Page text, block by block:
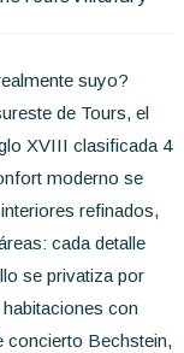
suyo?
de Tours, el
XVIII clasificada 4
moderno se
refinados,
cada detalle
se privatiza por
con
concierto Bechstein,